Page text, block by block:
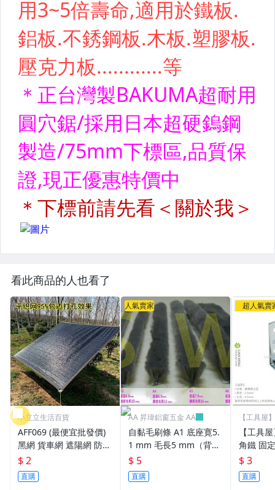
看此商品的人也看了
小立立生活百貨
AFF069 (最便宜批發價)
黑網 貨車網 遮陽網 防曬
網 隔熱網 遮光網 種菜網
針織黑網 蘭花網 溫室網
遮陽布
$ 2
直購
人氣賣家
AA 昇瑋鋁窗五金 AA
自黏毛刷條 A1 底座寛5.
1 mm 毛長5 mm（背
膠）毛刷條 防撞條 門邊
條 氣密條 門縫條 防震條
隔音條 毛條
$ 5
直購
超人氣賣
【工具屋
【工具
角鐵 固
加強 補
支撐 直
$ 3
直購